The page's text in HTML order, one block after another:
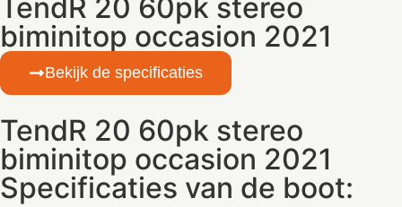
TendR 20 60pk stereo
biminitop occasion 2021
Bekijk de specificaties
TendR 20 60pk stereo
biminitop occasion 2021
Specificaties van de boot: